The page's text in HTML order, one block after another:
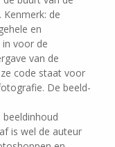
de
en
voor de
van de
code staat voor
De beeld­
is wel de auteur